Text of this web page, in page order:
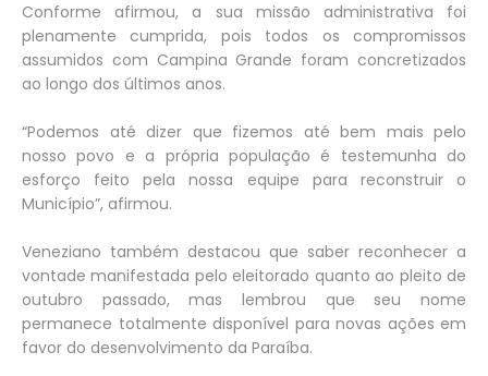
Conforme afirmou, a sua missão administrativa foi
plenamente cumprida, pois todos os compromissos
assumidos com Campina Grande foram concretizados
ao longo dos últimos anos.
“Podemos até dizer que fizemos até bem mais pelo
nosso povo e a própria população é testemunha do
esforço feito pela nossa equipe para reconstruir o
Município”, afirmou.
Veneziano também destacou que saber reconhecer a
vontade manifestada pelo eleitorado quanto ao pleito de
outubro passado, mas lembrou que seu nome
permanece totalmente disponível para novas ações em
favor do desenvolvimento da Paraíba.